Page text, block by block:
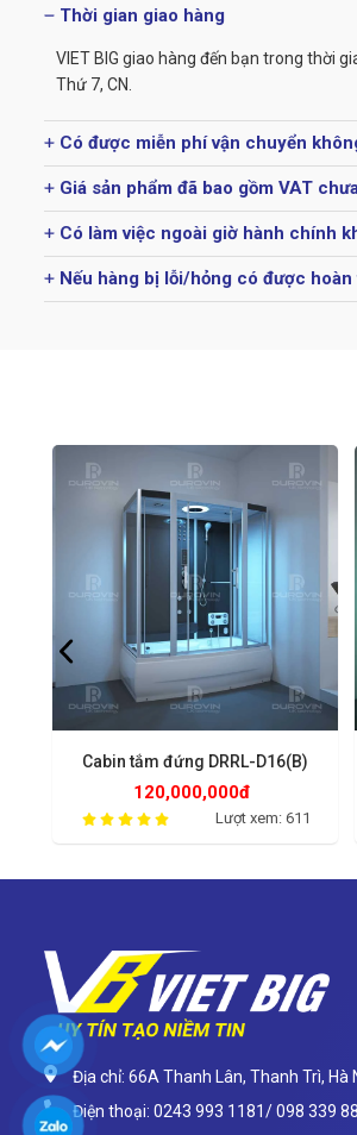
Thời gian giao hàng
VIET BIG giao hàng đến bạn trong thời
Thứ 7, CN.
Có được miễn phí vận chuyển
Giá sản phẩm đã bao gồm VAT
Có làm việc ngoài giờ hành chính
Nếu hàng bị lỗi/hỏng có được
Cabin tắm đứng DRRL-D16(B)
120,000,000đ
Lượt xem: 611
Địa chỉ: 66A Thanh Lân, Thanh Trì, Hà
Điện thoại: 0243 993 1181/ 098 339